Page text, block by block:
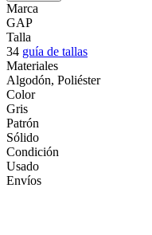
Marca
GAP
Talla
34 guía de tallas
Materiales
Algodón, Poliéster
Color
Gris
Patrón
Sólido
Condición
Usado
Envíos